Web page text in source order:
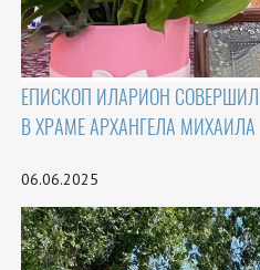
ЕПИСКОП ИЛАРИОН
В ХРАМЕ АРХАНГЕЛА МИХАИЛА
06.06.2025